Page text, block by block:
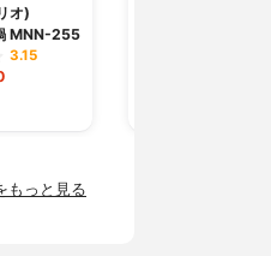
オ)
MNN-255
3.15
もっと見る